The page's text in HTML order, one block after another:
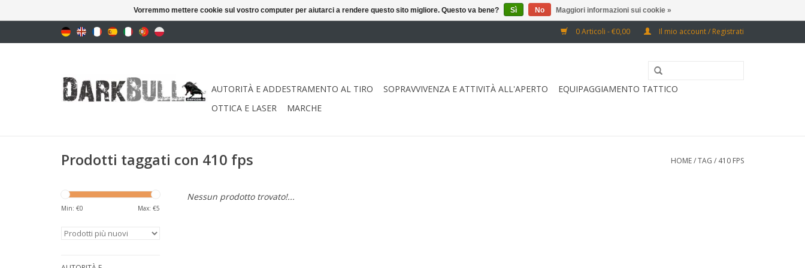
0 Articoli - €0,00 Il mio account / Registrati
AUTORITÀ E ADDESTRAMENTO AL TIRO SOPRAVVIVENZA E ATTIVITÀ ALL'APERTO
EQUIPAGGIAMENTO TATTICO
OTTICA E LASER
MARCHE
Prodotti taggati con 410 fps HOME/TAG / 410 FPS
Min: €0 Max: €5
Nessun prodotto trovato!...
Vorremmo mettere cookie sul vostro computer per aiutarci a rendere questo sito migliore. Questo va bene? Sì No Maggiori informazioni sui cookie »